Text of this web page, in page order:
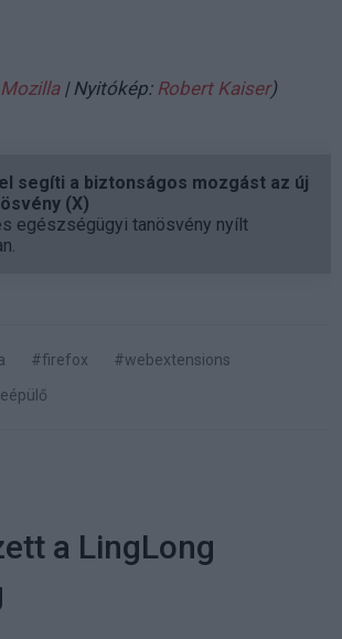
Mozilla| Nyitókép: Robert Kaiser)
segíti a biztonságos mozgást az új
(X)
egészségügyi tanösvény nyílt
#firefox
#webextensions
a LingLong